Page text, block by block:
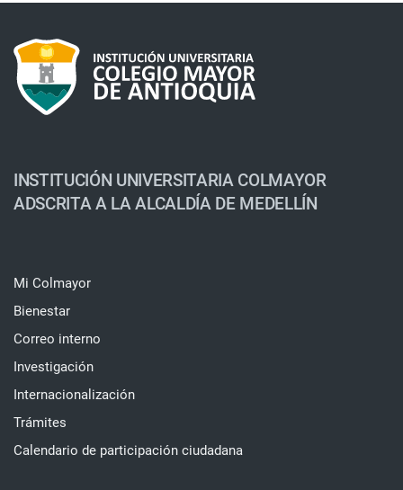
INSTITUCIÓN UNIVERSITARIA COLMAYOR
ADSCRITA A LA ALCALDÍA DE MEDELLÍN
Mi Colmayor
Bienestar
Correo interno
Investigación
Internacionalización
Trámites
Calendario de participación ciudadana